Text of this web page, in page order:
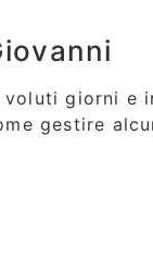
giorni e
gestire